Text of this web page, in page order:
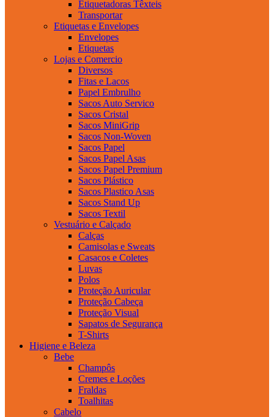
Etiquetadoras Têxteis
Transportar
Etiquetas e Envelopes
Envelopes
Etiquetas
Lojas e Comercio
Diversos
Fitas e Lacos
Papel Embrulho
Sacos Auto Servico
Sacos Cristal
Sacos MiniGrip
Sacos Non-Woven
Sacos Papel
Sacos Papel Asas
Sacos Papel Premium
Sacos Plástico
Sacos Plastico Asas
Sacos Stand Up
Sacos Textil
Vestuário e Calçado
Calças
Camisolas e Sweats
Casacos e Coletes
Luvas
Polos
Proteção Auricular
Proteção Cabeça
Proteção Visual
Sapatos de Segurança
T-Shirts
Higiene e Beleza
Bebe
Champôs
Cremes e Loções
Fraldas
Toalhitas
Cabelo